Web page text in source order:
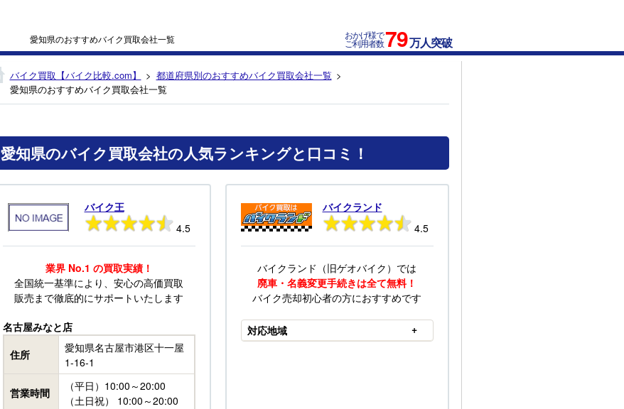
愛知県のおすすめバイク買取会社一覧 おかげ様で
ご利用者数79万人突破
バイク買取【バイク比較.com】
都道府県別のおすすめバイク買取会社一覧
愛知県のおすすめバイク買取会社一覧
愛知県のバイク買取会社の人気ランキングと口コミ！
バイク王
4.5
業界 No.1 の買取実績！
全国統一基準により、安心の高価買取
販売まで徹底的にサポートいたします
名古屋みなと店
住所
愛知県名古屋市港区十一屋
1-16-1
営業時間
（平日）10:00～20:00
（土日祝） 10:00～20:00
バイクランド
4.5
バイクランド（旧ゲオバイク）では
廃車・名義変更手続きは全て無料！
バイク売却初心者の方におすすめです
対応地域